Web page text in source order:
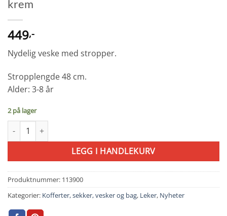
krem
449,-
Nydelig veske med stropper.
Stropplengde 48 cm.
Alder: 3-8 år
2 på lager
Mimi & Lula - Kurv med stropp - Fersken og krem antall
LEGG I HANDLEKURV
Produktnummer: 113900
Kategorier: Kofferter, sekker, vesker og bag, Leker, Nyheter